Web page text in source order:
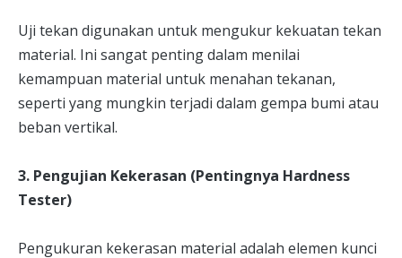
Uji tekan digunakan untuk mengukur kekuatan tekan
material. Ini sangat penting dalam menilai
kemampuan material untuk menahan tekanan,
seperti yang mungkin terjadi dalam gempa bumi atau
beban vertikal.
3. Pengujian Kekerasan (Pentingnya Hardness
Tester)
Pengukuran kekerasan material adalah elemen kunci